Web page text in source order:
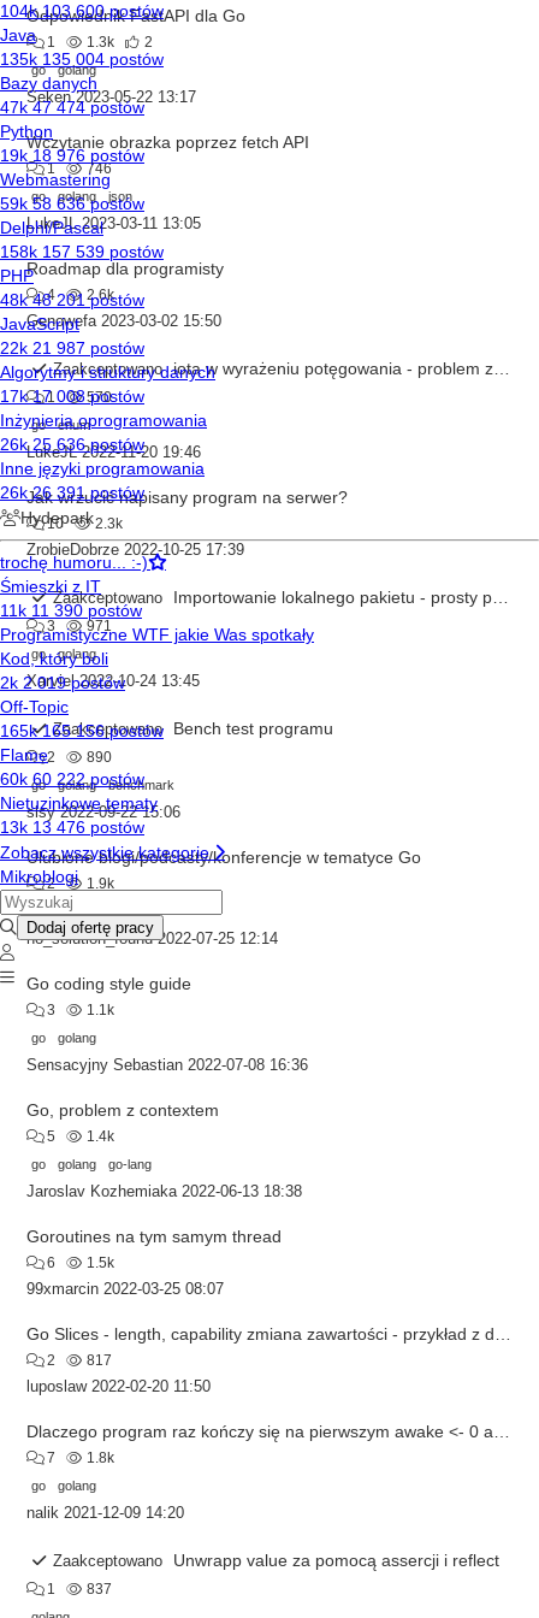
Odpowiednik FastAPI dla Go
1 1.3k
2
go
golang
Seken 2023-05-22 13:17
Wczytanie obrazka poprzez fetch API
1
746
go
golang json
LukeJL 2023-03-11 13:05
Roadmap dla programisty
4 2.6k
Genowefa 2023-03-02 15:50
Zaakceptowano iota w wyrażeniu potęgowania - problem z kompilacją
1
570
go
enum
LukeJL 2022-11-20 19:46
Jak wrzucić napisany program na serwer?
10 2.3k
ZrobieDobrze 2022-10-25 17:39
Zaakceptowano Importowanie lokalnego pakietu - prosty przykład
3
971
go
golang
Xarviel 2022-10-24 13:45
Zaakceptowano Bench test programu
2
890
go
golang benchmark
slsy 2022-09-22 15:06
Ulubione blogi/podcasty/konferencje w tematyce Go
2
1.9k
go
golang
no_solution_found 2022-07-25 12:14
Go coding style guide
3
1.1k
go
golang
Sensacyjny Sebastian 2022-07-08 16:36
Go, problem z contextem
5
1.4k
go
golang go-lang
Jaroslav Kozhemiaka 2022-06-13 18:38
Goroutines na tym samym thread
6 1.5k
99xmarcin 2022-03-25 08:07
2 817
luposlaw 2022-02-20 11:50
7
1.8k
go
golang
nalik 2021-12-09 14:20
Zaakceptowano Unwrapp value za pomocą assercji i reflect
1
837